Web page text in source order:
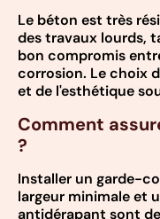
Le béton est très
des travaux lourds,
bon compromis
corrosion. Le choix
et de l'esthétique
Comment
?
Installer un garde-
largeur minimale et
antidérapant sont